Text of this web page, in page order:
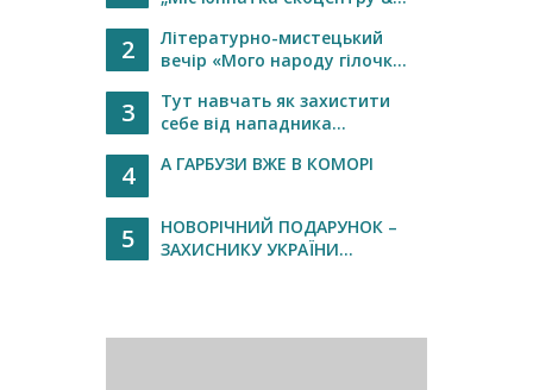
2
Літературно-мистецький
вечір «Мого народу гілочк...
3
Тут навчать як захистити
себе від нападника...
4 А ГАРБУЗИ ВЖЕ В КОМОРІ
5
НОВОРІЧНИЙ ПОДАРУНОК –
ЗАХИСНИКУ УКРАЇНИ...